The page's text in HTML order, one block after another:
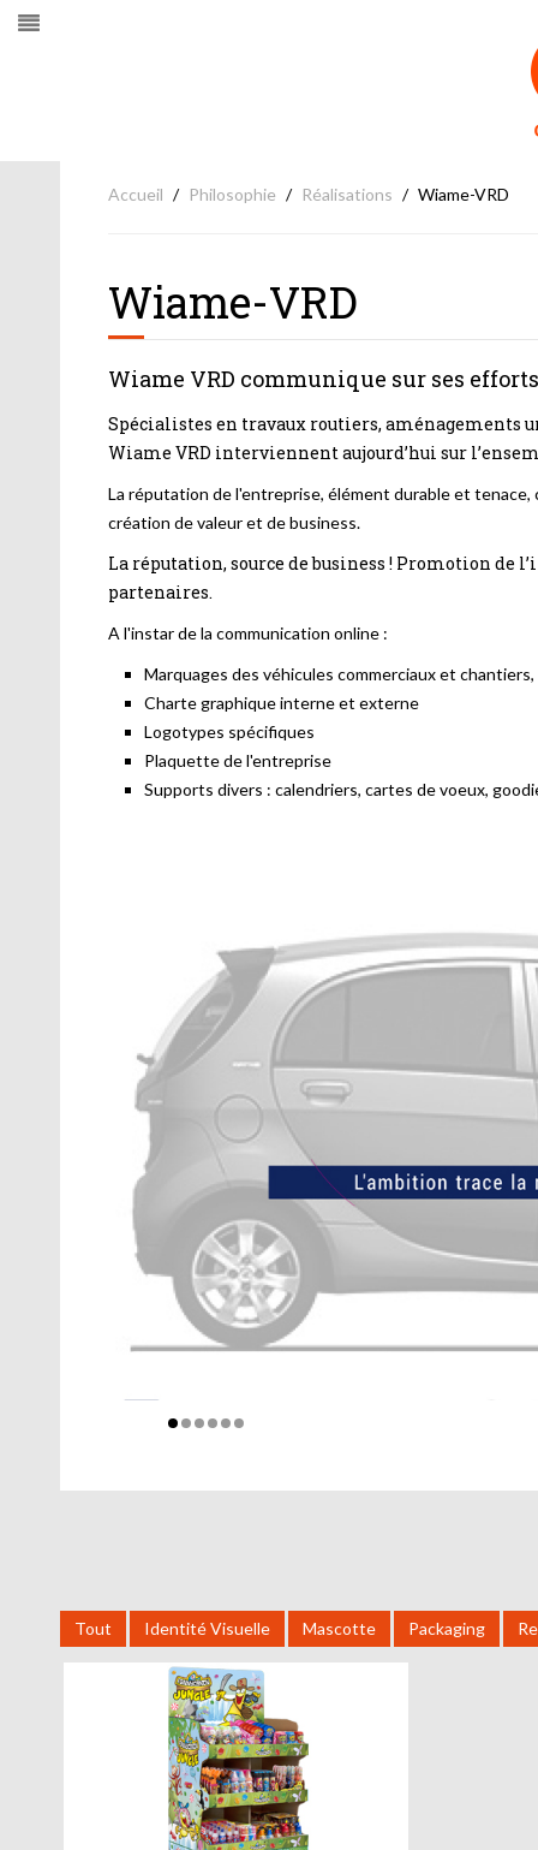
Accueil Philosophie Réalisations Wiame-VRD
Wiame-VRD
Wiame VRD communique sur ses
Spécialistes en travaux routiers, aménagements
Wiame VRD interviennent aujourd’hui sur
La réputation de l'entreprise, élément durable et
création de valeur et de business.
La réputation, source de business ! Promotion de
partenaires.
A l'instar de la communication online :
Marquages des véhicules commerciaux et
Charte graphique interne et externe
Logotypes spécifiques
Plaquette de l'entreprise
Supports divers : calendriers, cartes de voeux,
Tout Identité Visuelle Mascotte Packaging